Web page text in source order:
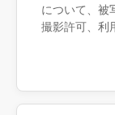
について、被
撮影許可、利
部へ相談す